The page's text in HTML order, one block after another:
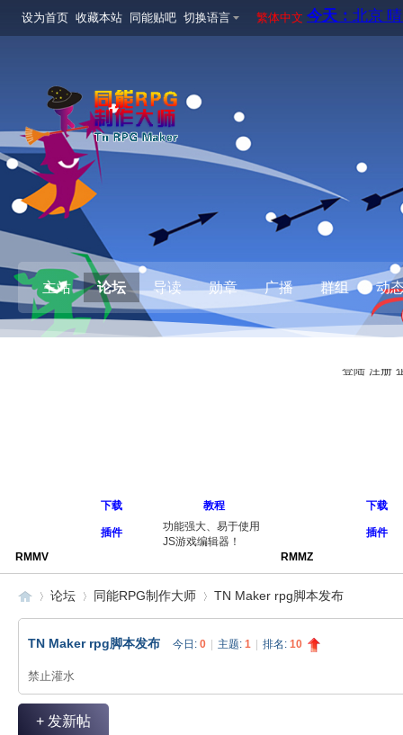
设为首页 收藏本站 同能贴吧 切换语言 繁体中文
主站 论坛 导读 勋章 广播 群组 动
登陆 注册
RMMV
下载 教程
插件
功能强大、易于使用
JS游戏编辑器！
RMMZ
下载
插件
同»
论坛 同能RPG制作大师 TN Maker rpg脚本发布
TN Maker rpg脚本发布 今日: 0 主题: 1 排名: 10
禁止灌水
+ 发新帖